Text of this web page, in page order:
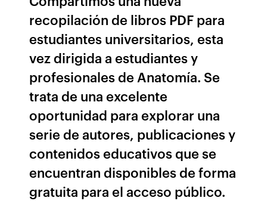
recopilación de libros PDF para
estudiantes universitarios, esta
vez dirigida a estudiantes y
profesionales de Anatomía. Se
trata de una excelente
oportunidad para explorar una
serie de autores, publicaciones y
contenidos educativos que se
encuentran disponibles de forma
gratuita para el acceso público.